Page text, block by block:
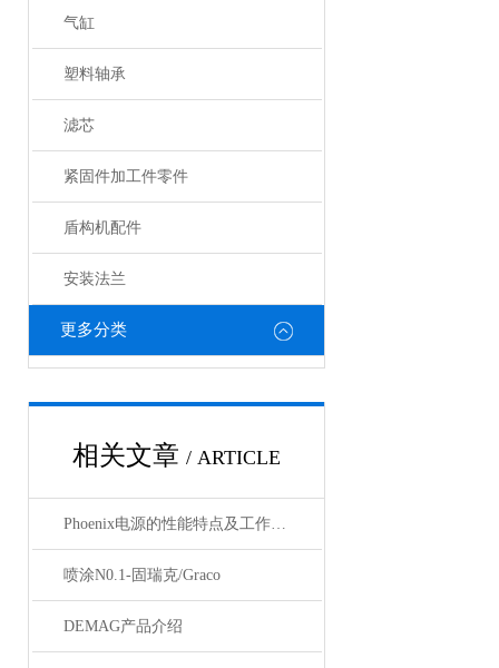
气缸
塑料轴承
滤芯
紧固件加工件零件
盾构机配件
安装法兰
更多分类
相关文章 / ARTICLE
Phoenix电源的性能特点及工作温度分析
喷涂N0.1-固瑞克/Graco
DEMAG产品介绍